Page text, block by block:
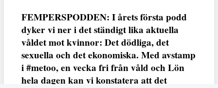
FEMPERSPODDEN: I årets första podd
dyker vi ner i det ständigt lika aktuella
våldet mot kvinnor: Det dödliga, det
sexuella och det ekonomiska. Med avstamp
i #metoo, en vecka fri från våld och Lön
hela dagen kan vi konstatera att det